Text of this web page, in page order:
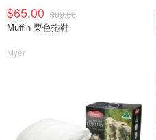
$65.00 $89.00
Muffin 栗色拖鞋
Myer